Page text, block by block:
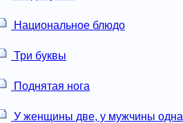
Национальное блюдо
Три буквы
Поднятая нога
У женщины две, у мужчины одна